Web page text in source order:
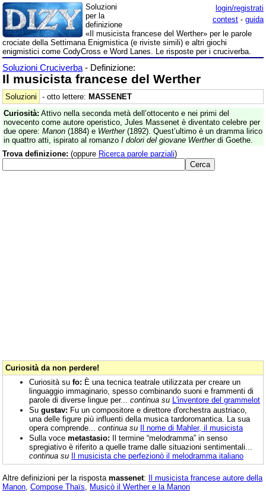
login/registrati
contest - guida
Soluzioni
per la
definizione
«Il musicista francese del Werther» per le parole
crociate della Settimana Enigmistica (e riviste simili) e altri giochi
enigmistici come CodyCross e Word Lanes. Le risposte per i cruciverba.
Soluzioni Cruciverba - Definizione:
Il musicista francese del Werther
Soluzioni - otto lettere: MASSENET
Curiosità: Attivo nella seconda metà dell’ottocento e nei primi del
novecento come autore operistico, Jules Massenet è diventato celebre per
due opere: Manon (1884) e Werther(1892). Quest’ultimo è un dramma lirico
in quattro atti, ispirato al romanzo I dolori del giovane Wertherdi Goethe.
Trova definizione: (oppure Ricerca parole parziali)
Curiosità da non perdere!
Curiosità su fo: È una tecnica teatrale utilizzata per creare un
linguaggio immaginario, spesso combinando suoni e frammenti di
parole di diverse lingue per... continua su L'inventore del grammelot
Su gustav: Fu un compositore e direttore d'orchestra austriaco,
una delle figure più influenti della musica tardoromantica. La sua
opera comprende... continua su Il nome di Mahler, il musicista
Sulla voce metastasio: Il termine “melodramma” in senso
spregiativo è riferito a quelle trame dalle situazioni sentimentali...
continua su Il musicista che perfezionò il melodramma italiano
Altre definizioni per la risposta massenet: Il musicista francese autore della
Manon Compose Thaïs
Musicò il Werther e la Manon